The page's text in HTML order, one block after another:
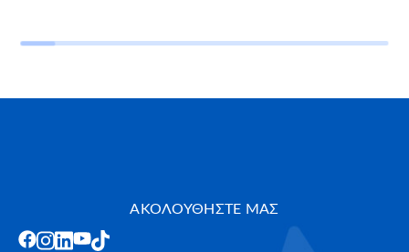
ΑΚΟΛΟΥΘΗΣΤΕ ΜΑΣ